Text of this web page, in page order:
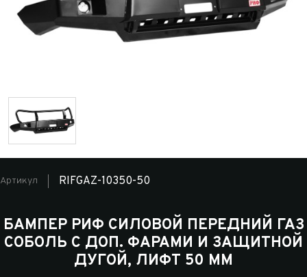
Артикул RIFGAZ-10350-50
БАМПЕР РИФ СИЛОВОЙ ПЕРЕДНИЙ ГАЗ
СОБОЛЬ С ДОП. ФАРАМИ И ЗАЩИТНОЙ
ДУГОЙ, ЛИФТ 50 ММ